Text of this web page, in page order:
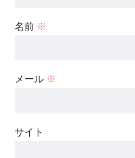
名前 ※
メール ※
サイト